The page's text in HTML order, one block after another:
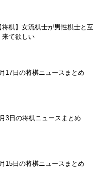
将棋】女流棋士が男性棋士と
来て欲しい
17日の将棋ニュースまとめ
3日の将棋ニュースまとめ
15日の将棋ニュースまとめ